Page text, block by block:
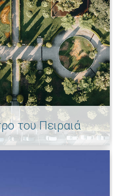
του Πειραιά